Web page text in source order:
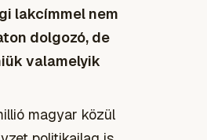
lakcímmel nem
dolgozó, de
valamelyik
magyar közül